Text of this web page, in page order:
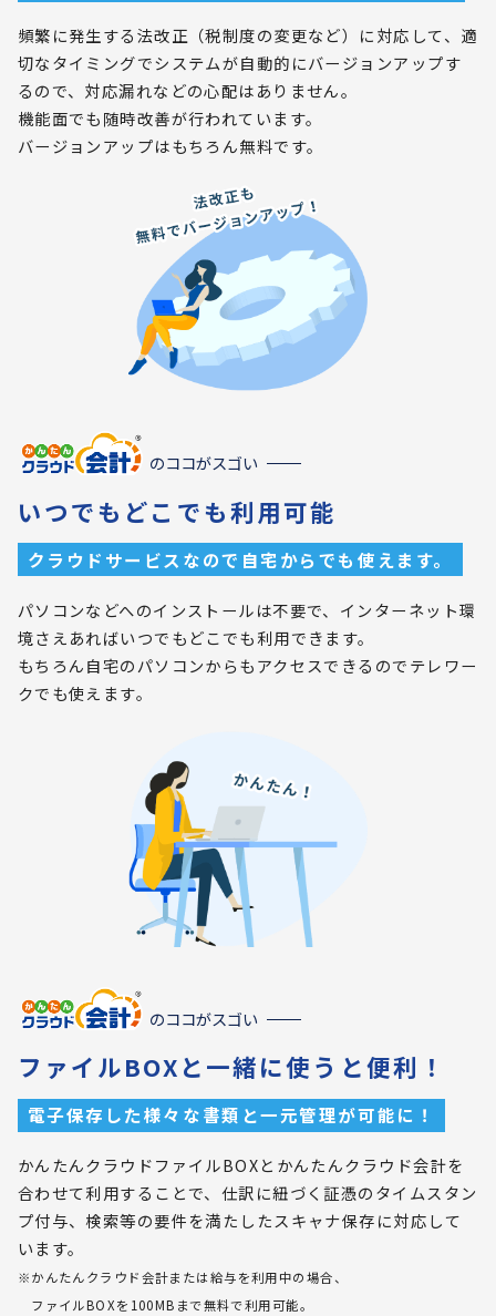
頻繁に発生する法改正（税制度の変更など）に対応して、適
切なタイミングでシステムが自動的にバージョンアップす
るので、対応漏れなどの心配はありません。
機能面でも随時改善が行われています。
バージョンアップはもちろん無料です。
のココがスゴい
いつでもどこでも利用可能
クラウドサービスなので自宅からでも使えます。
パソコンなどへのインストールは不要で、インターネット環
境さえあればいつでもどこでも利用できます。
もちろん自宅のパソコンからもアクセスできるのでテレワー
クでも使えます。
のココがスゴい
ファイルBOXと一緒に使うと便利！
電子保存した様々な書類と一元管理が可能に！
かんたんクラウドファイルBOXとかんたんクラウド会計を
合わせて利用することで、仕訳に紐づく証憑のタイムスタン
プ付与、検索等の要件を満たしたスキャナ保存に対応して
います。
※かんたんクラウド会計または給与を利用中の場合、
ファイルBOXを100MBまで無料で利用可能。